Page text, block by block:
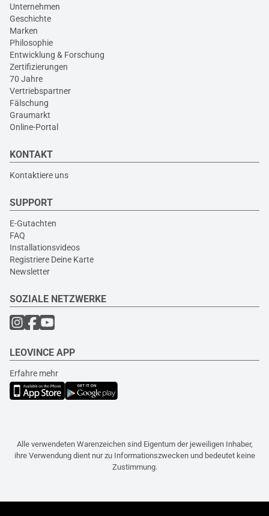
Unternehmen
Geschichte
Marken
Philosophie
Entwicklung & Forschung
Zertifizierungen
70 Jahre
Vertriebspartner
Fälschung
Graumarkt
Online-Portal
KONTAKT
Kontaktiere uns
SUPPORT
E-Gutachten
FAQ
Installationsvideos
Registriere Deine Karte
Newsletter
SOZIALE NETZWERKE
LEOVINCE APP
Erfahre mehr
Alle verwendeten Warenzeichen sind Eigentum der jeweiligen Inhaber,
ihre Verwendung dient nur zu Informationszwecken und bedeutet keine
Zustimmung.